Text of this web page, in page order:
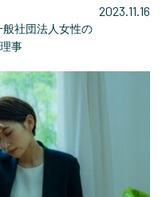
社団法人女性の
事
2023.11.16